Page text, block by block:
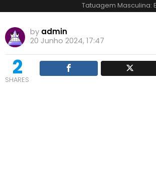
Tatuagem Masculina:
by admin
20 Junho 2024, 17:47
2
SHARES